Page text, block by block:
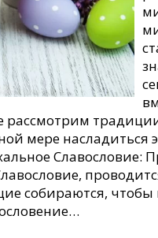
рассмотрим
мере
Славословие:
собираются, чтобы